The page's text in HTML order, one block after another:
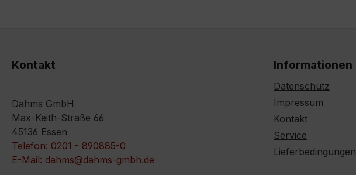
Kontakt
Dahms GmbH
Max-Keith-Straße 66
45136 Essen
Telefon: 0201 - 890885-0
E-Mail: dahms@dahms-gmbh.de
Informationen
Datenschutz
Impressum
Kontakt
Service
Lieferbedingungen